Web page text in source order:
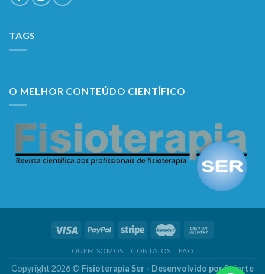
TAGS
O MELHOR CONTEÚDO CIENTÍFICO
QUEM SOMOS CONTATOS FAQ
Copyright 2026 © Fisioterapia Ser - Desenvolvido porReiarte